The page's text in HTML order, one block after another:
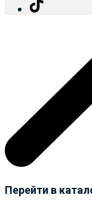
Перейти в